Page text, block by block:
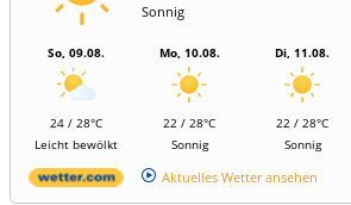
Sonnig
So, 09.08.
24 / 28°C
Leicht bewölkt
Mo, 10.08.
22 / 28°C
Sonnig
Di, 11.08.
22 / 28°C
Sonnig
Aktuelles Wetter ansehen